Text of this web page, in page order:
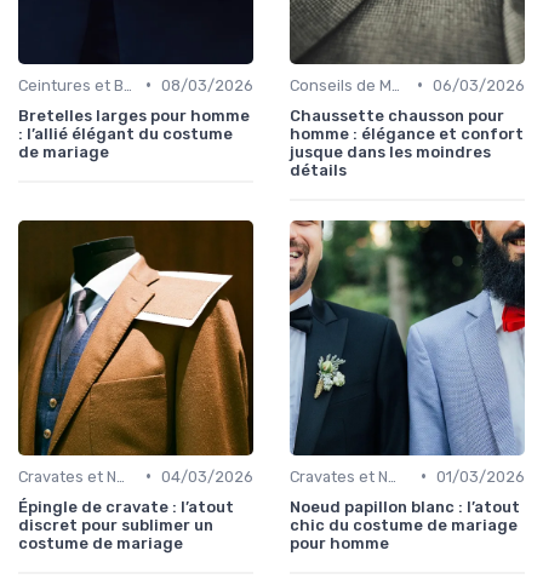
• 08/03/2026
Bretelles larges pour homme
: l’allié élégant du costume
de mariage
• 06/03/2026
Chaussette chausson pour
homme : élégance et confort
jusque dans les moindres
détails
• 04/03/2026
Épingle de cravate : l’atout
discret pour sublimer un
costume de mariage
• 01/03/2026
Noeud papillon blanc : l’atout
chic du costume de mariage
pour homme